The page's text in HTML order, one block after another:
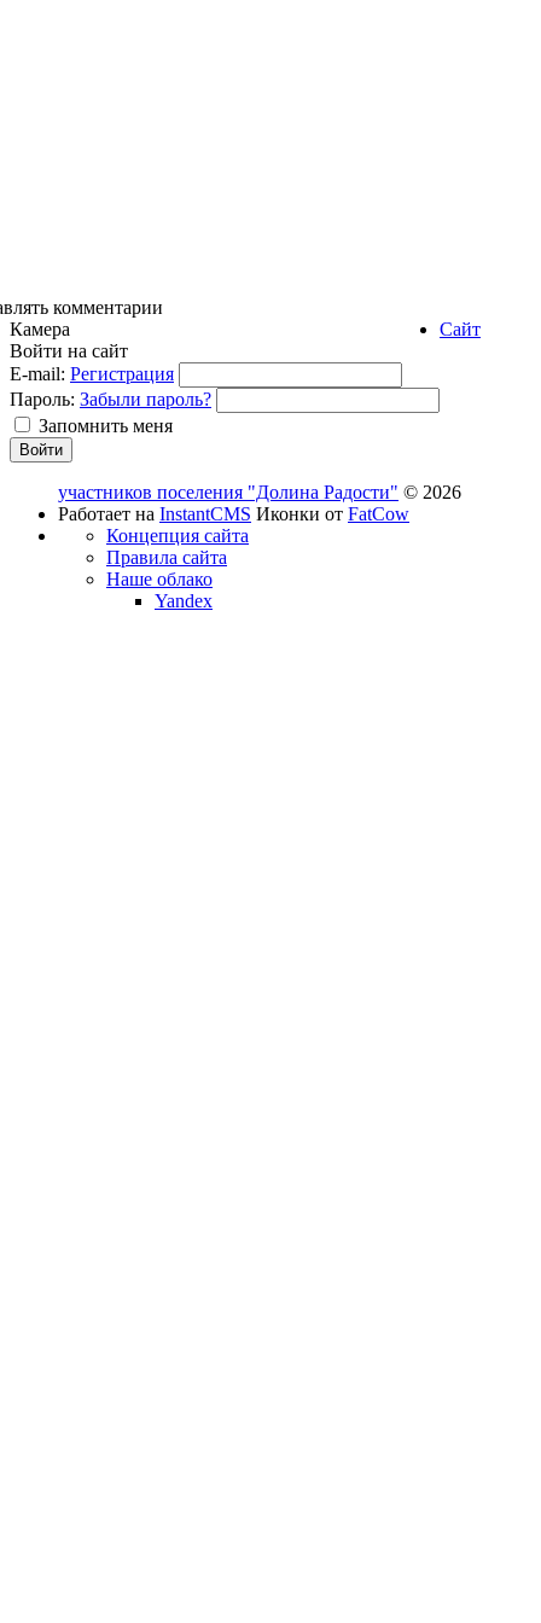
комментарии
Камера
Войти на сайт
E-mail: Регистрация
Пароль: Забыли пароль?
Запомнить меня
Сайт
участников поселения "Долина Радости" © 2026
Работает на InstantCMS Иконки от FatCow
Концепция сайта
Правила сайта
Наше облако
Yandex